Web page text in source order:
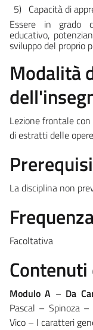
5) Capacitàdi
Essere
in grado
educativo,
sviluppodel proprio
Modalità
Lezionefrontalecon
diestrattidelle opere
La disciplina non
Facoltativa
Modulo A – Da
Pascal – Spinoza –
Vico – I caratteri